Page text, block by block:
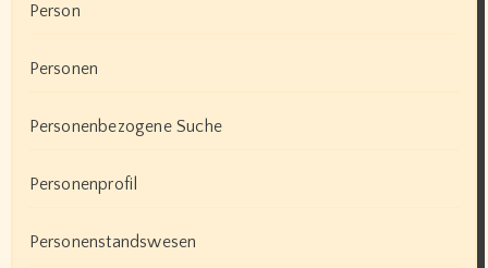
Person
Personen
Personenbezogene Suche
Personenprofil
Personenstandswesen